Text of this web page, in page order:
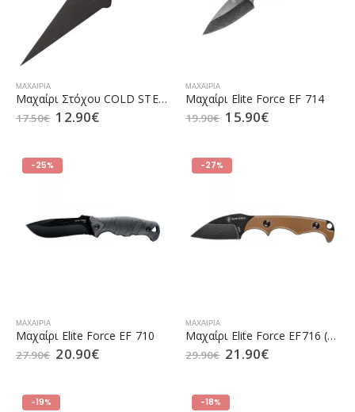
ΜΑΧΑΊΡΙΑ
Μαχαίρι Στόχου COLD STEEL Black Fly Thrower 8
17.50€ 12.90€
ΜΑΧΑΊΡΙΑ
Μαχαίρι Elite Force EF 714
19.90€ 15.90€
-25%
ΜΑΧΑΊΡΙΑ
Μαχαίρι Elite Force EF 710
27.90€ 20.90€
-27%
ΜΑΧΑΊΡΙΑ
Μαχαίρι Elite Force EF716 (5.0973)
29.90€ 21.90€
-19% -18%